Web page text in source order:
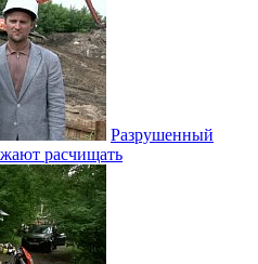
Разрушенный
расчищать